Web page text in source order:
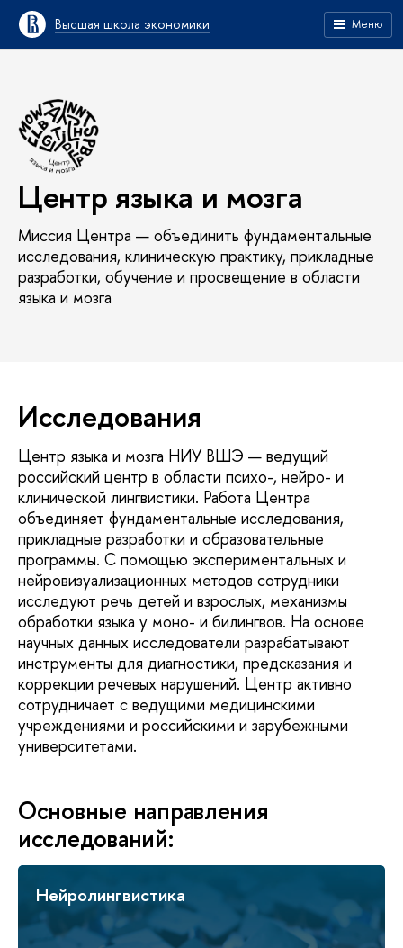
Высшая школа экономики Меню
Центр языка и мозга
Миссия Центра — объединить фундаментальные
исследования, клиническую практику, прикладные
разработки, обучение и просвещение в области
языка и мозга
Исследования
Центр языка и мозга НИУ ВШЭ — ведущий
российский центр в области психо-, нейро- и
клинической лингвистики. Работа Центра
объединяет фундаментальные исследования,
прикладные разработки и образовательные
программы. С помощью экспериментальных и
нейровизуализационных методов сотрудники
исследуют речь детей и взрослых, механизмы
обработки языка у моно- и билингвов. На основе
научных данных исследователи разрабатывают
инструменты для диагностики, предсказания и
коррекции речевых нарушений. Центр активно
сотрудничает с ведущими медицинскими
учреждениями и российскими и зарубежными
университетами.
Основные направления
исследований:
Нейролингвистика